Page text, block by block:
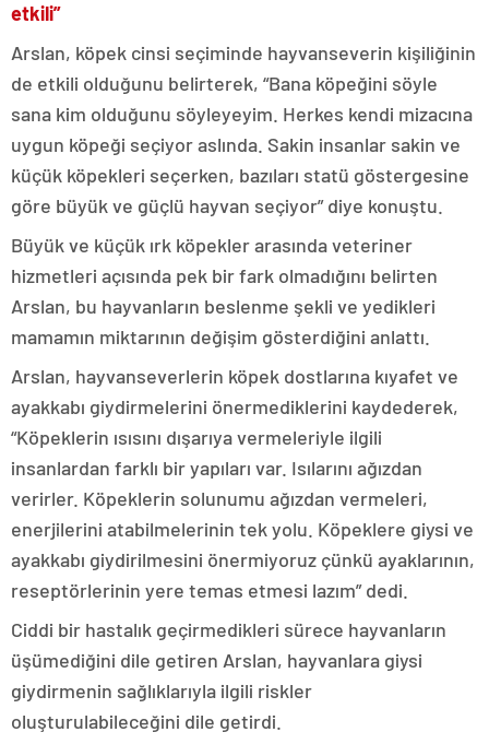
etkili”
Arslan, köpek cinsi seçiminde hayvanseverin kişiliğinin
de etkili olduğunu belirterek, “Bana köpeğini söyle
sana kim olduğunu söyleyeyim. Herkes kendi mizacına
uygun köpeği seçiyor aslında. Sakin insanlar sakin ve
küçük köpekleri seçerken, bazıları statü göstergesine
göre büyük ve güçlü hayvan seçiyor” diye konuştu.
Büyük ve küçük ırk köpekler arasında veteriner
hizmetleri açısında pek bir fark olmadığını belirten
Arslan, bu hayvanların beslenme şekli ve yedikleri
mamamın miktarının değişim gösterdiğini anlattı.
Arslan, hayvanseverlerin köpek dostlarına kıyafet ve
ayakkabı giydirmelerini önermediklerini kaydederek,
“Köpeklerin ısısını dışarıya vermeleriyle ilgili
insanlardan farklı bir yapıları var. Isılarını ağızdan
verirler. Köpeklerin solunumu ağızdan vermeleri,
enerjilerini atabilmelerinin tek yolu. Köpeklere giysi ve
ayakkabı giydirilmesini önermiyoruz çünkü ayaklarının,
reseptörlerinin yere temas etmesi lazım” dedi.
Ciddi bir hastalık geçirmedikleri sürece hayvanların
üşümediğini dile getiren Arslan, hayvanlara giysi
giydirmenin sağlıklarıyla ilgili riskler
oluşturulabileceğini dile getirdi.